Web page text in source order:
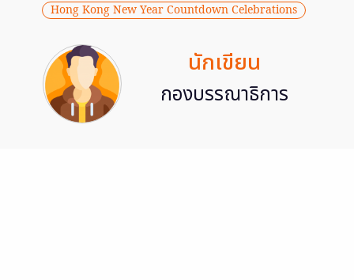
Hong Kong New Year Countdown Celebrations
นักเขียน
กองบรรณาธิการ